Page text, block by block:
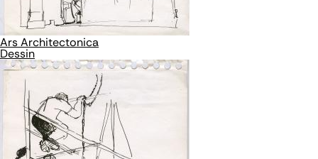
Ars Architectonica
Dessin